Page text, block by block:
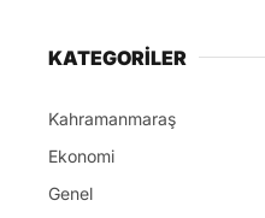
KATEGORİLER
Kahramanmaraş
Ekonomi
Genel